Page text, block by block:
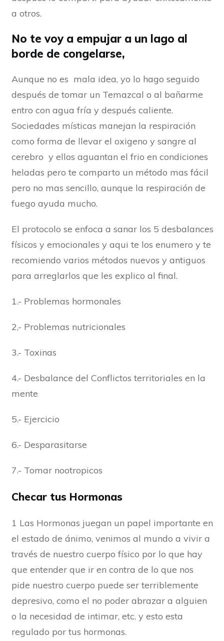
a otros.
No te voy a empujar a un lago al
borde de congelarse,
Aunque no es mala idea, yo lo hago seguido
después de tomar un Temazcal o al bañarme
entro con agua fría y después caliente.
Sociedades místicas manejan la respiración
como forma de llevar el oxigeno y sangre al
cerebro y ellos aguantan el frio en condiciones
heladas pero te comparto un método mas fácil
pero no mas sencillo, aunque la respiración de
fuego ayuda mucho.
El protocolo se enfoca a sanar los 5 desbalances
físicos y emocionales y aqui te los enumero y te
recomiendo varios métodos nuevos y antiguos
para arreglarlos que les explico al final.
1.- Problemas hormonales
2,- Problemas nutricionales
3.- Toxinas
4.- Desbalance del Conflictos territoriales en la
mente
5.- Ejercicio
6.- Desparasitarse
7.- Tomar nootropicos
Checar tus Hormonas
1 Las Hormonas juegan un papel importante en
el estado de ánimo, venimos al mundo a vivir a
través de nuestro cuerpo físico por lo que hay
que entender que ir en contra de lo que nos
pide nuestro cuerpo puede ser terriblemente
depresivo, como el no poder abrazar a alguien
o la necesidad de intimar, etc. y esto esta
regulado por tus hormonas.